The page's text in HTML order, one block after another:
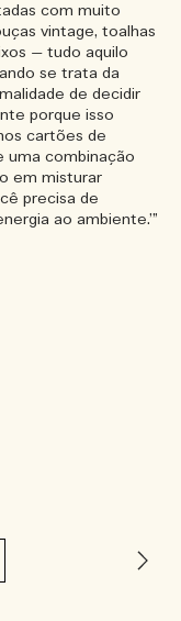
com muito
vintage, toalhas
— tudo aquilo
se trata da
de decidir
porque isso
cartões de
uma combinação
em misturar
precisa de
ao ambiente.’”